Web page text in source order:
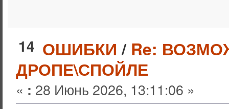
14 ОШИБКИ / Re:
ДРОПЕ\СПОЙЛЕ
« : 28 Июнь 2026, 13:11:06 »